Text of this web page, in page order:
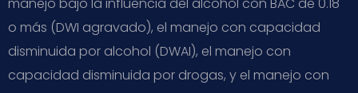
o más (DWI agravado), el manejo con capacidad
disminuida por alcohol (DWAI), el manejo con
capacidad disminuida por drogas, y el manejo con